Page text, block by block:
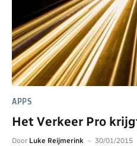
APPS
Het Verkeer Pro
Door Luke Reijmerink 30/01/2015